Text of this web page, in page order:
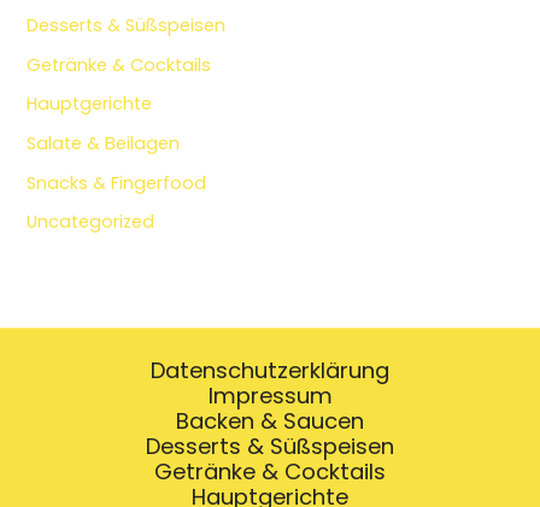
Desserts & Süßspeisen
Getränke & Cocktails
Hauptgerichte
Salate & Beilagen
Snacks & Fingerfood
Uncategorized
Datenschutzerklärung
Impressum
Backen & Saucen
Desserts & Süßspeisen
Getränke & Cocktails
Hauptgerichte